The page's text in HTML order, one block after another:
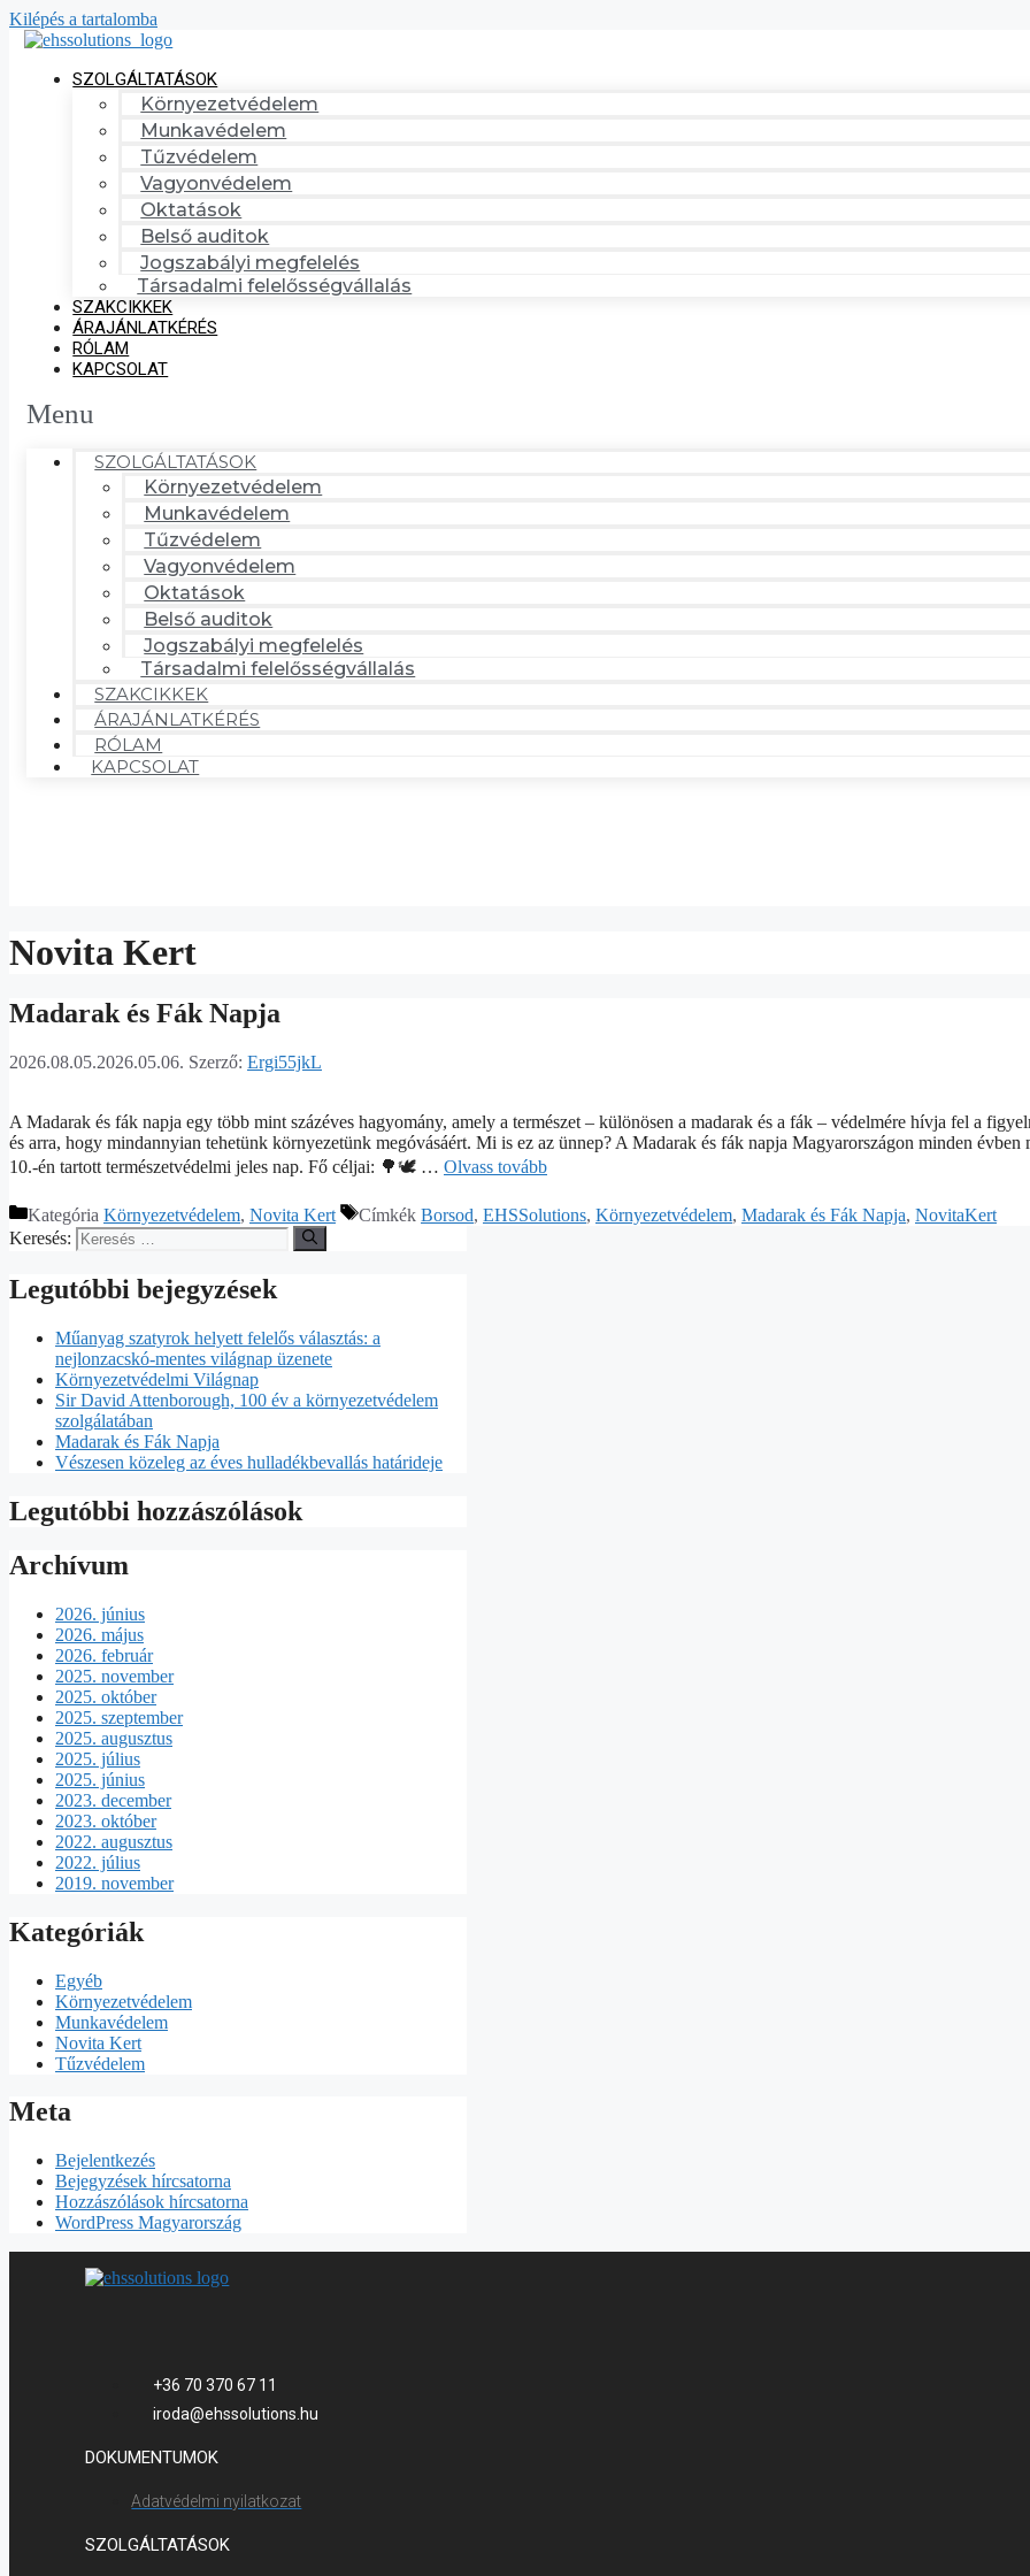
Kilépés a tartalomba
SZOLGÁLTATÁSOK
Környezetvédelem
Munkavédelem
Tűzvédelem
Vagyonvédelem
Oktatások
Belső auditok
Jogszabályi megfelelés
Társadalmi felelősségvállalás
SZAKCIKKEK
ÁRAJÁNLATKÉRÉS
RÓLAM
KAPCSOLAT
Menu
SZOLGÁLTATÁSOK
Környezetvédelem
Munkavédelem
Tűzvédelem
Vagyonvédelem
Oktatások
Belső auditok
Jogszabályi megfelelés
Társadalmi felelősségvállalás
SZAKCIKKEK
ÁRAJÁNLATKÉRÉS
RÓLAM
KAPCSOLAT
Novita Kert
Madarak és Fák Napja
2026.08.05.2026.05.06. Szerző: Ergi55jkL
A Madarak és fák napja egy több mint százéves hagyomány, amely a természet – különösen a madarak és a fák – védelmére hívja fel a
és arra, hogy mindannyian tehetünk környezetünk megóvásáért. Mi is ez az ünnep? A Madarak és fák napja Magyarországon minden évben
10.-én tartott természetvédelmi jeles nap. Fő céljai: 🌳🕊️ … Olvass tovább
Kategória Környezetvédelem, Novita Kert Címkék Borsod, EHSSolutions, Környezetvédelem, Madarak és Fák Napja, NovitaKert
Keresés:
Legutóbbi bejegyzések
Műanyag szatyrok helyett felelős választás: a
nejlonzacskó-mentes világnap üzenete
Környezetvédelmi Világnap
Sir David Attenborough, 100 év a környezetvédelem
szolgálatában
Madarak és Fák Napja
Vészesen közeleg az éves hulladékbevallás határideje
Legutóbbi hozzászólások
Archívum
2026. június
2026. május
2026. február
2025. november
2025. október
2025. szeptember
2025. augusztus
2025. július
2025. június
2023. december
2023. október
2022. augusztus
2022. július
2019. november
Kategóriák
Egyéb
Környezetvédelem
Munkavédelem
Novita Kert
Tűzvédelem
Meta
Bejelentkezés
Bejegyzések hírcsatorna
Hozzászólások hírcsatorna
WordPress Magyarország
+36 70 370 67 11
iroda@ehssolutions.hu
DOKUMENTUMOK
Adatvédelmi nyilatkozat
SZOLGÁLTATÁSOK